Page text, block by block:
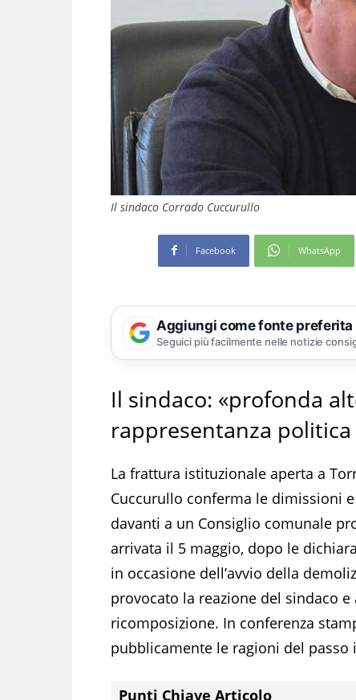
Il sindaco Corrado Cuccurullo
Facebook WhatsApp
Aggiungi come fonte preferita
Seguici più facilmente nelle notizie
Il sindaco: «profonda
rappresentanza politica
La frattura istituzionale aperta a
Cuccurullo conferma le dimissioni
davanti a un Consiglio comunale
arrivata il 5 maggio, dopo le
in occasione dell’avvio della
provocato la reazione del sindaco
ricomposizione. In conferenza
pubblicamente le ragioni del passo
Punti Chiave Articolo